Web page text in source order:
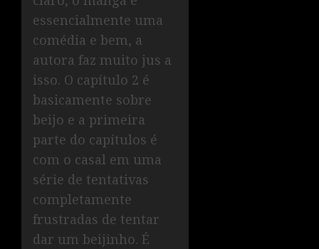
essencialmente uma
comédia e bem, a
autora faz muito jus a
isso. O capítulo 2 é
basicamente sobre
beijo e a primeira
parte do capítulos é
com o casal em uma
série de tentativas
completamente
frustradas de tentar
dar um beijinho. É